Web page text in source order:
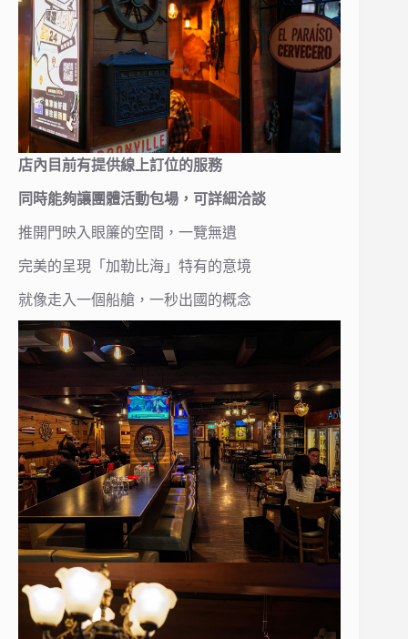
店內目前有提供線上訂位的服務
同時能夠讓團體活動包場，可詳細洽談
推開門映入眼簾的空間，一覽無遺
完美的呈現「加勒比海」特有的意境
就像走入一個船艙，一秒出國的概念